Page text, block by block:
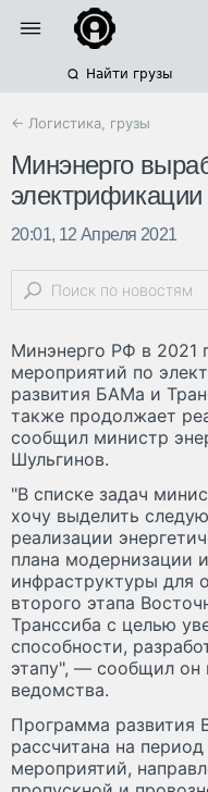
Найти грузы
← Логистика, грузы
Минэнерго
20:01, 12 Апреля 2021
Минэнерго РФ в 2021
мероприятий по
развития БАМа и
также продолжает
сообщил министр
Шульгинов.
"В списке задач
хочу выделить
реализации
плана модернизации
инфраструктуры для
второго этапа
Транссиба с целью
способности,
этапу", — сообщил он
ведомства.
Программа развития
рассчитана на
мероприятий,